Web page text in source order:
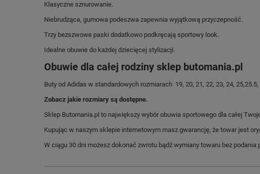
Klasyczne sznurowanie.
Niebrudząca, gumowa podeszwa zapewnia wyjątkową przyczepność.
Trzy bezszwowe paski dodatkowo podkręcają sportowy look.
Idealne obuwie do każdej dziecięcej stylizacji.
Obuwie dla całej rodziny sklep butomania.pl
Buty od Adidas w standardowych rozmiarach 19, 20, 21, 22, 23, 24,
Zobacz jakie rozmiary są dostępne.
Sklep Butomania.pl to największy wybór obuwia sportowego dla całej
Kupując w naszym sklepie internetowym masz gwarancję, że towar jest
W ciągu 30 dni możesz dokonać zwrotu bądź wymiany towaru bez podania